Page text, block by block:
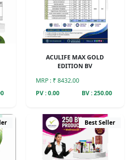
ACULIFE MAX GOLD
EDITION BV
MRP : ₹ 8432.00
PV : 0.00
BV : 250.00
Best Seller